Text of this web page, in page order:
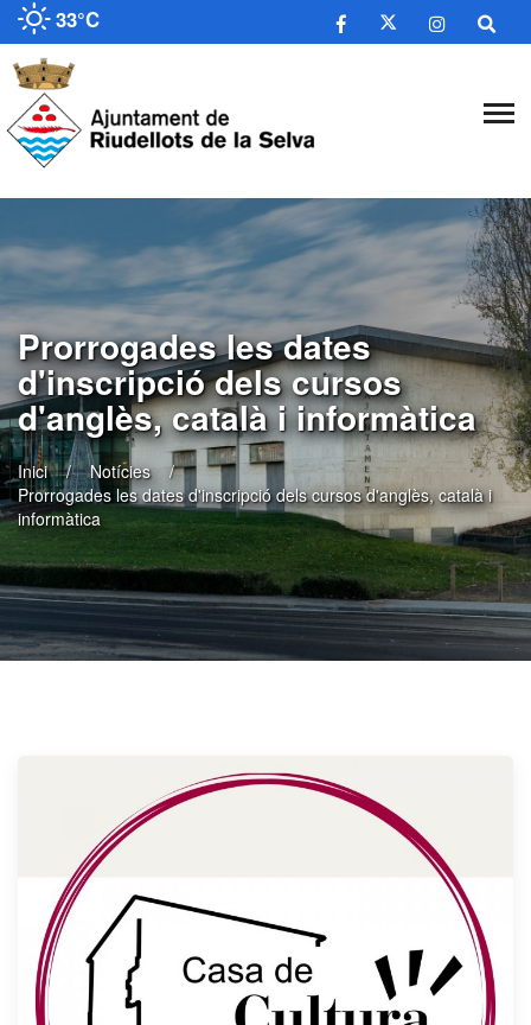
33°C
Prorrogades les dates
d'inscripció dels cursos
d'anglès, català i informàtica
Inici
Notícies
Prorrogades les dates d'inscripció dels cursos d'anglès, català i
informàtica